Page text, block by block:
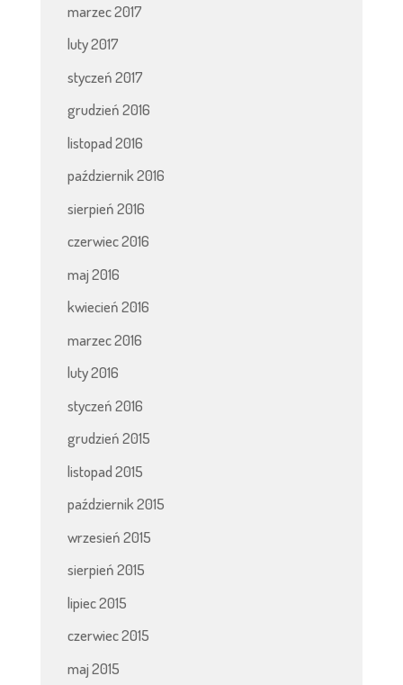
marzec 2017
luty 2017
styczeń 2017
grudzień 2016
listopad 2016
październik 2016
sierpień 2016
czerwiec 2016
maj 2016
kwiecień 2016
marzec 2016
luty 2016
styczeń 2016
grudzień 2015
listopad 2015
październik 2015
wrzesień 2015
sierpień 2015
lipiec 2015
czerwiec 2015
maj 2015